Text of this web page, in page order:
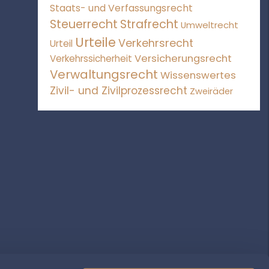
Staats- und Verfassungsrecht
Steuerrecht Strafrecht Umweltrecht
Urteil Urteile Verkehrsrecht
Verkehrssicherheit Versicherungsrecht
Verwaltungsrecht Wissenswertes
Zivil- und Zivilprozessrecht Zweiräder